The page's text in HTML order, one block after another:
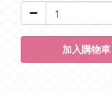
加入購物車